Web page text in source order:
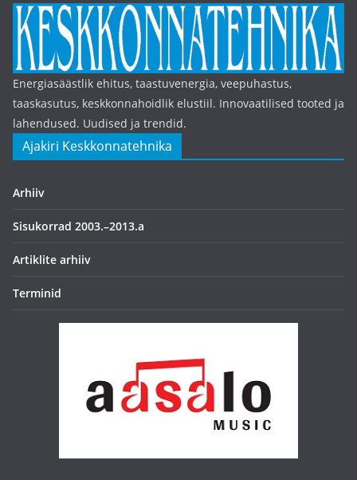
Energiasäästlik ehitus, taastuvenergia, veepuhastus,
taaskasutus, keskkonnahoidlik elustiil. Innovaatilised tooted ja
lahendused. Uudised ja trendid.
Ajakiri Keskkonnatehnika
Arhiiv
Sisukorrad 2003.–2013.a
Artiklite arhiiv
Terminid